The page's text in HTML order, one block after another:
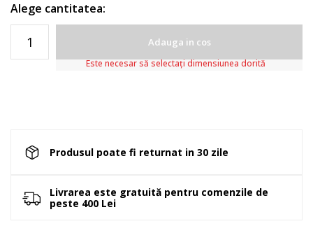
Alege cantitatea:
Adauga in cos
Este necesar să selectați dimensiunea dorită
Produsul poate fi returnat in 30 zile
Livrarea este gratuită pentru comenzile de
peste 400 Lei